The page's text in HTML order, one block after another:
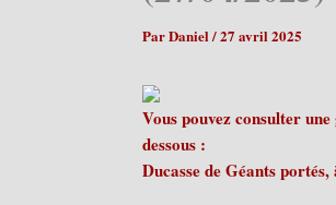
ParDaniel /27 avril 2025
Vous pouvez consulter
dessous :
Ducasse de Géants portés,